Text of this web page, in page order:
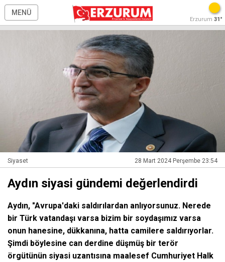
MENÜ
Erzurum 31°
Siyaset 28 Mart 2024 Perşembe 23:54
Aydın siyasi gündemi değerlendirdi
Aydın, "Avrupa'daki saldırılardan anlıyorsunuz. Nerede
bir Türk vatandaşı varsa bizim bir soydaşımız varsa
onun hanesine, dükkanına, hatta camilere saldırıyorlar.
Şimdi böylesine can derdine düşmüş bir terör
örgütünün siyasi uzantısına maalesef Cumhuriyet Halk